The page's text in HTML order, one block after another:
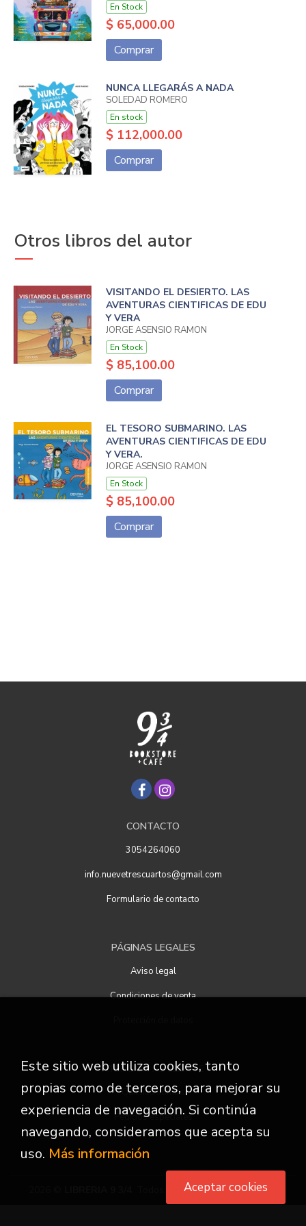
En Stock
$ 65,000.00
Comprar
NUNCA LLEGARÁS A NADA
SOLEDAD ROMERO
En stock
$ 112,000.00
Comprar
Otros libros del autor
VISITANDO EL DESIERTO. LAS
AVENTURAS CIENTIFICAS DE EDU
Y VERA
JORGE ASENSIO RAMON
En Stock
$ 85,100.00
Comprar
EL TESORO SUBMARINO. LAS
AVENTURAS CIENTIFICAS DE EDU
Y VERA.
JORGE ASENSIO RAMON
En Stock
$ 85,100.00
Comprar
CONTACTO
3054264060
info.nuevetrescuartos@gmail.com
Formulario de contacto
PÁGINAS LEGALES
Aviso legal
Condiciones de venta
ATENCIÓN AL CLIENTE
Quiénes somos
Pedidos especiales
. Todos los Derechos Reservados
Este sitio web utiliza cookies, tanto
propias como de terceros, para mejorar su
experiencia de navegación. Si continúa
navegando, consideramos que acepta su
uso. Más información
Aceptar cookies